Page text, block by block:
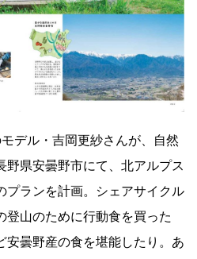
デル・吉岡更紗さんが、自然
野県安曇野市にて、北アルプス
プランを計画。シェアサイクル
登山のために行動食を買った
安曇野産の食を堪能したり。あ